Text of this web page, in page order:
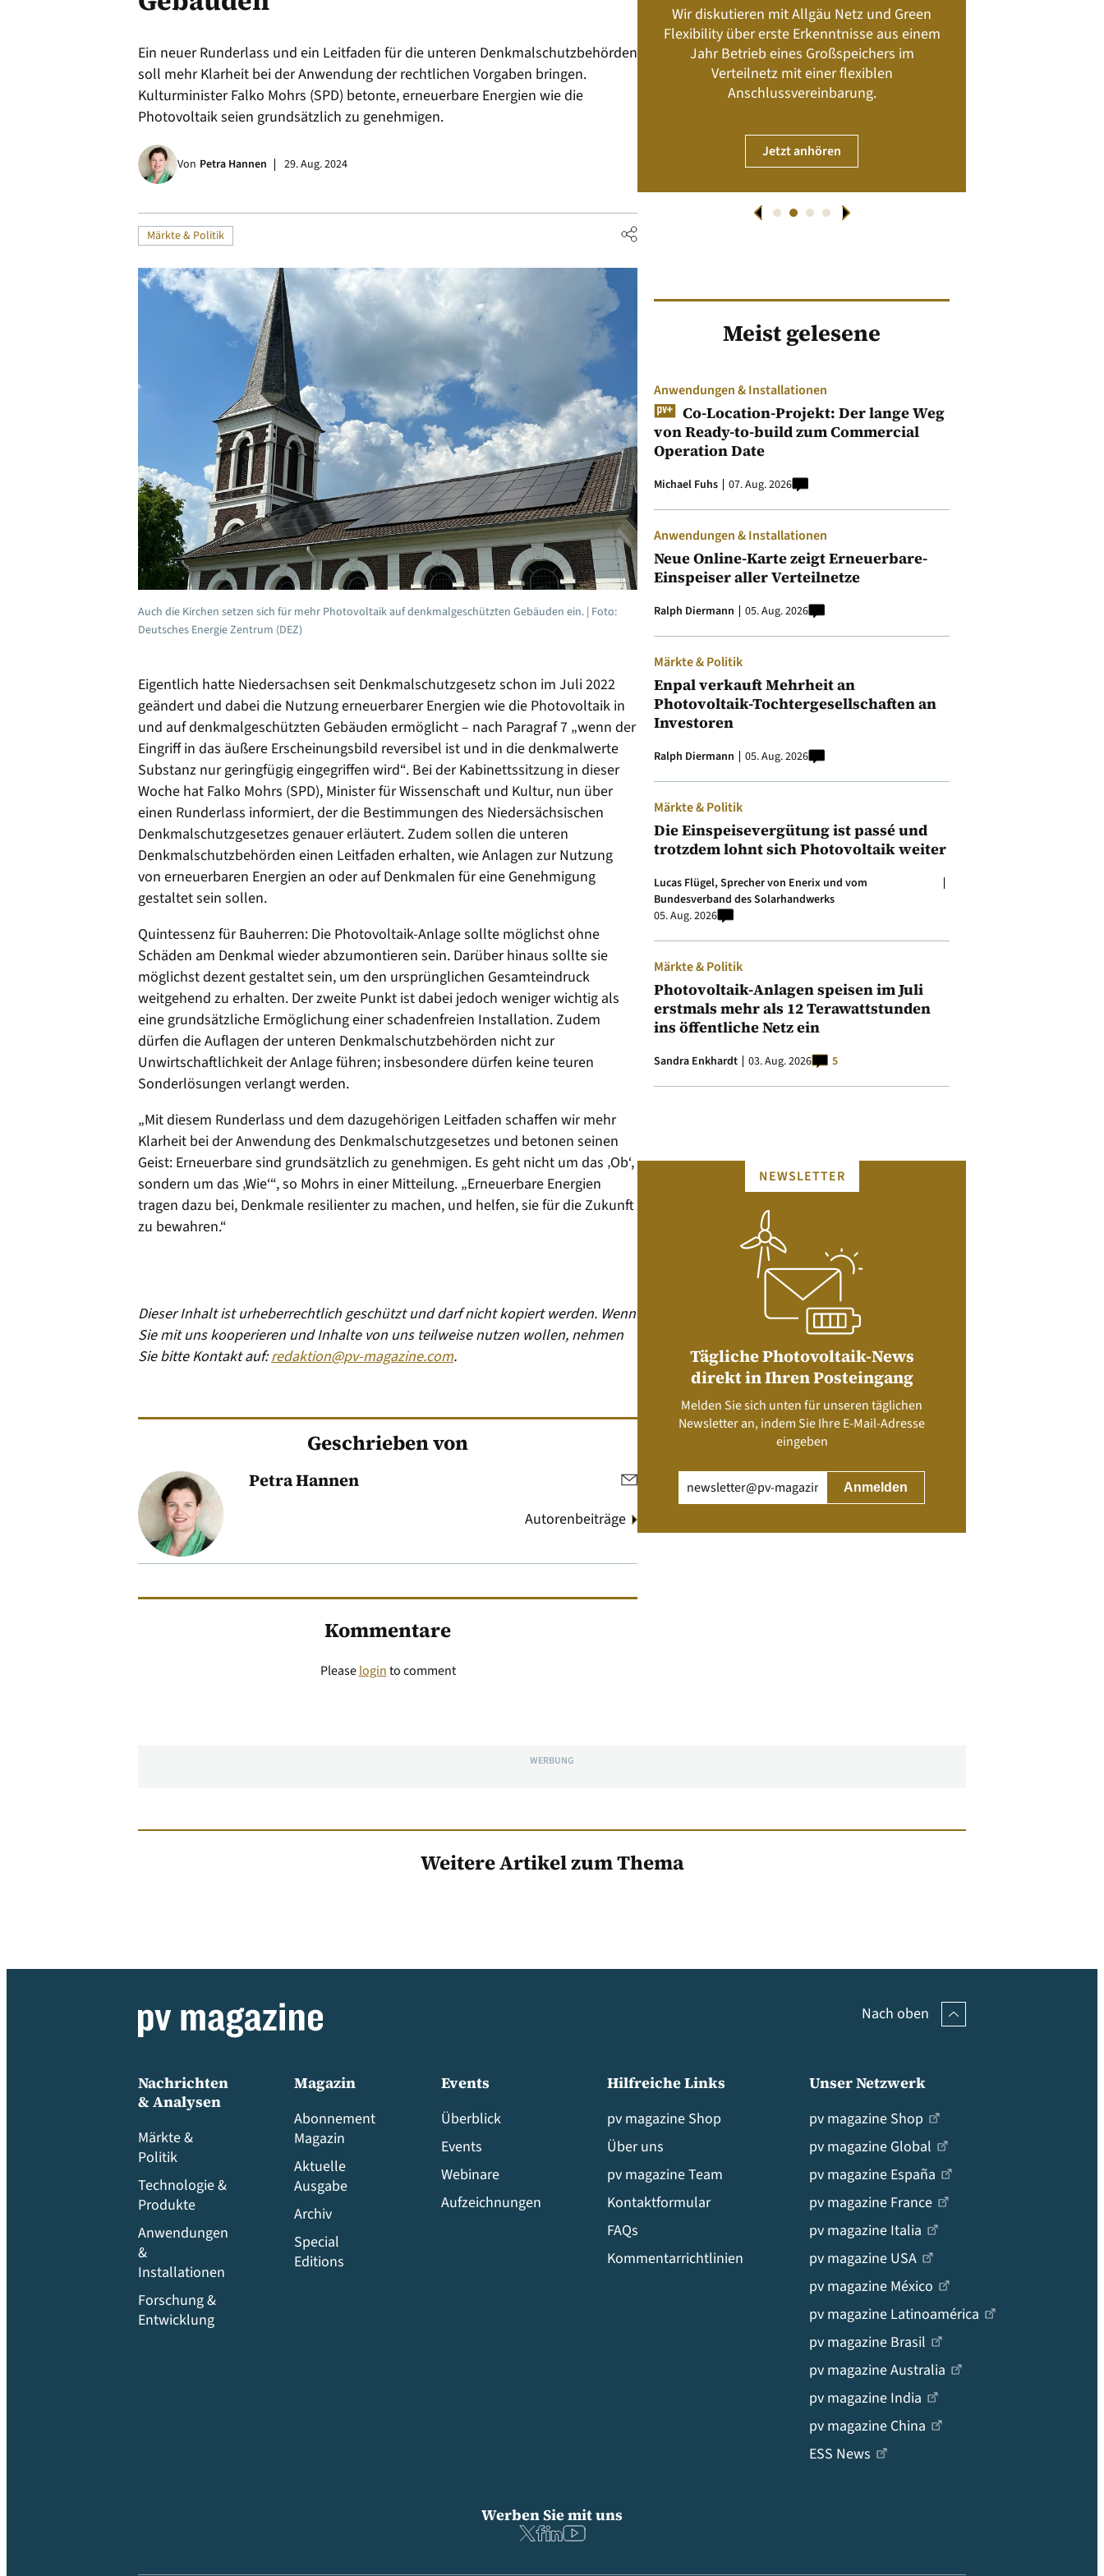
Ein neuer Runderlass und ein Leitfaden für die unteren Denkmalschutzbehörden
soll mehr Klarheit bei der Anwendung der rechtlichen Vorgaben bringen.
Kulturminister Falko Mohrs (SPD) betonte, erneuerbare Energien wie die
Photovoltaik seien grundsätzlich zu genehmigen.
Von Petra Hannen 29. Aug. 2024
Märkte & Politik
Auch die Kirchen setzen sich für mehr Photovoltaik auf denkmalgeschützten Gebäuden ein. | Foto:
Deutsches Energie Zentrum (DEZ)
Eigentlich hatte Niedersachsen seit Denkmalschutzgesetz schon im Juli 2022
geändert und dabei die Nutzung erneuerbarer Energien wie die Photovoltaik in
und auf denkmalgeschützten Gebäuden ermöglicht – nach Paragraf 7 „wenn der
Eingriff in das äußere Erscheinungsbild reversibel ist und in die denkmalwerte
Substanz nur geringfügig eingegriffen wird“. Bei der Kabinettssitzung in dieser
Woche hat Falko Mohrs (SPD), Minister für Wissenschaft und Kultur, nun über
einen Runderlass informiert, der die Bestimmungen des Niedersächsischen
Denkmalschutzgesetzes genauer erläutert. Zudem sollen die unteren
Denkmalschutzbehörden einen Leitfaden erhalten, wie Anlagen zur Nutzung
von erneuerbaren Energien an oder auf Denkmalen für eine Genehmigung
gestaltet sein sollen.
Quintessenz für Bauherren: Die Photovoltaik-Anlage sollte möglichst ohne
Schäden am Denkmal wieder abzumontieren sein. Darüber hinaus sollte sie
möglichst dezent gestaltet sein, um den ursprünglichen Gesamteindruck
weitgehend zu erhalten. Der zweite Punkt ist dabei jedoch weniger wichtig als
eine grundsätzliche Ermöglichung einer schadenfreien Installation. Zudem
dürfen die Auflagen der unteren Denkmalschutzbehörden nicht zur
Unwirtschaftlichkeit der Anlage führen; insbesondere dürfen keine teuren
Sonderlösungen verlangt werden.
„Mit diesem Runderlass und dem dazugehörigen Leitfaden schaffen wir mehr
Klarheit bei der Anwendung des Denkmalschutzgesetzes und betonen seinen
Geist: Erneuerbare sind grundsätzlich zu genehmigen. Es geht nicht um das ‚Ob‘,
sondern um das ‚Wie‘“, so Mohrs in einer Mitteilung. „Erneuerbare Energien
tragen dazu bei, Denkmale resilienter zu machen, und helfen, sie für die Zukunft
zu bewahren.“
Dieser Inhalt ist urheberrechtlich geschützt und darf nicht kopiert werden. Wenn
Sie mit uns kooperieren und Inhalte von uns teilweise nutzen wollen, nehmen
Sie bitte Kontakt auf:redaktion@pv-magazine.com.
Geschrieben von
Petra Hannen
Autorenbeiträge
Kommentare
Pleaseloginto comment
Geschäftsmodelle
Jetzt kaufen
Wir diskutieren mit Allgäu Netz und Green
Flexibility über erste Erkenntnisse aus einem
Jahr Betrieb eines Großspeichers im
Verteilnetz mit einer flexiblen
Anschlussvereinbarung.
Jetzt anhören
Meist gelesene
Anwendungen & Installationen
Co-Location-Projekt: Der lange Weg
von Ready-to-build zum Commercial
Operation Date
Michael Fuhs 07. Aug. 2026
Anwendungen & Installationen
Neue Online-Karte zeigt Erneuerbare-
Einspeiser aller Verteilnetze
Ralph Diermann 05. Aug. 2026
Märkte & Politik
Enpal verkauft Mehrheit an
Photovoltaik-Tochtergesellschaften an
Investoren
Ralph Diermann 05. Aug. 2026
Märkte & Politik
Die Einspeisevergütung ist passé und
trotzdem lohnt sich Photovoltaik weiter
Lucas Flügel, Sprecher von Enerix und vom
Bundesverband des Solarhandwerks
05. Aug. 2026
Märkte & Politik
Photovoltaik-Anlagen speisen im Juli
erstmals mehr als 12 Terawattstunden
ins öffentliche Netz ein
Sandra Enkhardt 03. Aug. 2026 5
NEWSLETTER
Tägliche Photovoltaik-News
direkt in Ihren Posteingang
Melden Sie sich unten für unseren täglichen
Newsletter an, indem Sie Ihre E-Mail-Adresse
eingeben
(erforderlich)
WERBUNG
Weitere Artikel zum Thema
Nach oben
Nachrichten
& Analysen
Märkte &
Politik
Technologie &
Produkte
Anwendungen
&
Installationen
Forschung &
Entwicklung
Magazin
Abonnement
Magazin
Aktuelle
Ausgabe
Archiv
Special
Editions
Events
Überblick
Events
Webinare
Aufzeichnungen
Hilfreiche Links
pv magazine Shop
Über uns
pv magazine Team
Kontaktformular
FAQs
Kommentarrichtlinien
Unser Netzwerk
pv magazine Shop
pv magazine Global
pv magazine España
pv magazine France
pv magazine Italia
pv magazine USA
pv magazine México
pv magazine Latinoamérica
pv magazine Brasil
pv magazine Australia
pv magazine India
pv magazine China
ESS News
Werben Sie mit uns